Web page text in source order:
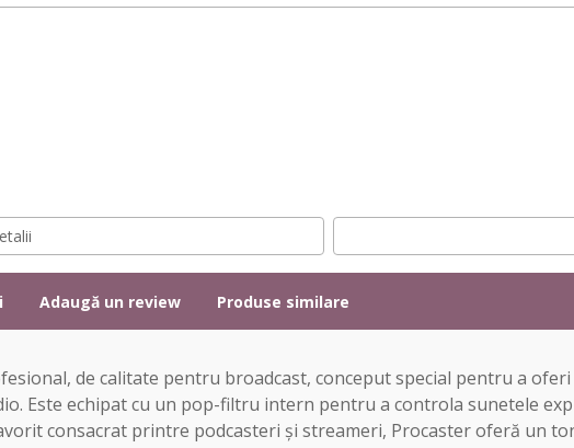
Adaugă un review Produse similare
de calitate pentru broadcast, conceput special pentru a
Este echipat cu un pop-filtru intern pentru a controla sunetele
consacrat printre podcasteri și streameri, Procaster oferă un